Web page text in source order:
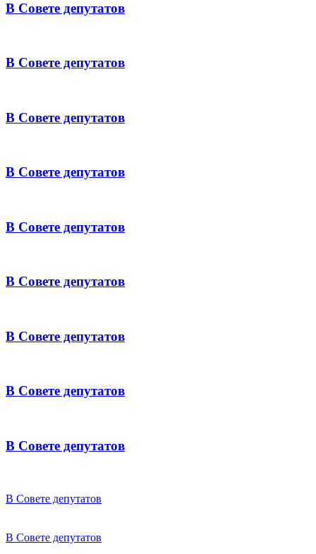
В Совете депутатов
В Совете депутатов
В Совете депутатов
В Совете депутатов
В Совете депутатов
В Совете депутатов
В Совете депутатов
В Совете депутатов
В Совете депутатов
В Совете депутатов
В Совете депутатов